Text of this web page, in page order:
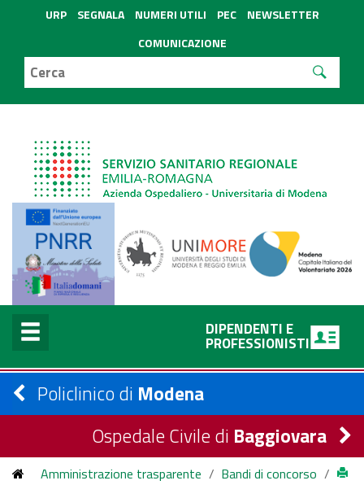
URP SEGNALA NUMERI UTILI PEC
NEWSLETTER
COMUNICAZIONE
DIPENDENTI E
PROFESSIONISTI
Policlinico di Modena
Ospedale Civile di Baggiovara
Amministrazione trasparente / Bandi di concorso /